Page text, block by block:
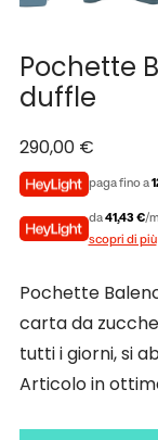
Pochette
duffle
290,00 €
paga fino a
da41,43 €/
scopri di più
Pochette
carta da
tutti i giorni, si
Articolo in